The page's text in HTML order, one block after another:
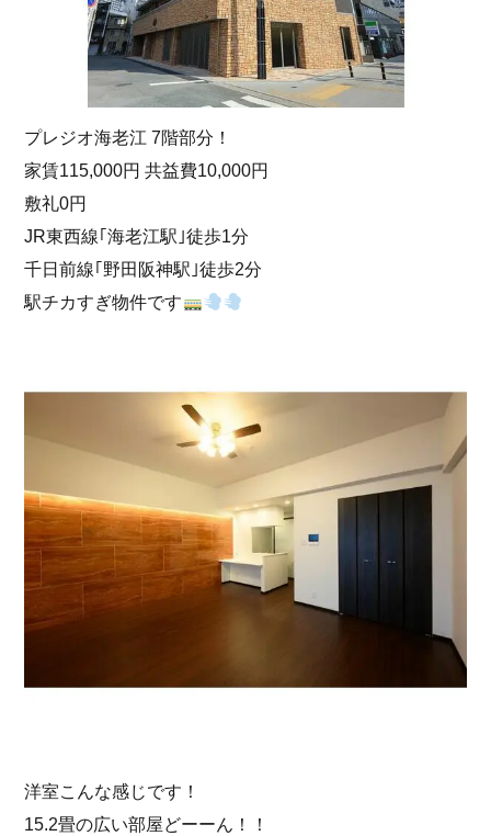
プレジオ海老江 7階部分！
家賃115,000円 共益費10,000円
敷礼0円
JR東西線｢海老江駅｣徒歩1分
千日前線｢野田阪神駅｣徒歩2分
駅チカすぎ物件です
洋室こんな感じです！
15.2畳の広い部屋どーーん！！